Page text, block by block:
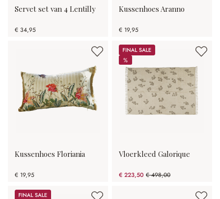
Servet set van 4 Lentilly
€ 34,95
Kussenhoes Aranno
€ 19,95
Kussenhoes Floriania
€ 19,95
Sale
%
%
Vloerkleed Galorique
€ 223,50 € 498,00
(55.12% gespart)
Sale